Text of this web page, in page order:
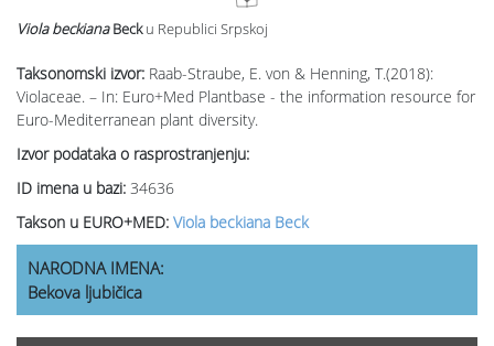
Taksonomski izvor: Raab-Straube, E. von & Henning, T.(2018):
Violaceae. – In: Euro+Med Plantbase - the information resource for
Euro-Mediterranean plant diversity.
Izvor podataka o rasprostranjenju:
ID imena u bazi: 34636
Takson u EURO+MED: Viola beckiana Beck
Viola beckianaBeck u Republici Srpskoj
NARODNA IMENA:
Bekova ljubičica